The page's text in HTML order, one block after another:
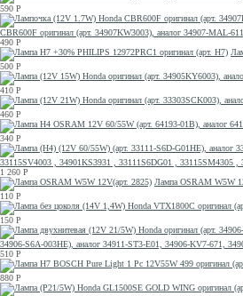
590 Р
CBR600F оригинал (арт. 34907KW3003), аналог 34907-
490 Р
500 Р
410 Р
460 Р
340 Р
33115SV4003 , 34901KS3931 , 33111S6DG01 , 33115SM4305
1 260 Р
Лампа OSRAM W5W
110 Р
150 Р
34906-S6A-003HE), аналог 34911-ST3-E01, 34906-KV7-671,
510 Р
880 Р